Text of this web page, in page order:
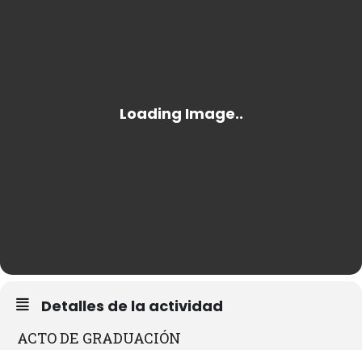
Detalles de la actividad
ACTO DE GRADUACIÓN